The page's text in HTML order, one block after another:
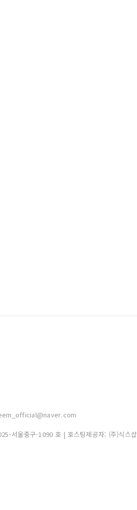
서울중구-1090 호 | 호스팅제공자: (주)식스샵